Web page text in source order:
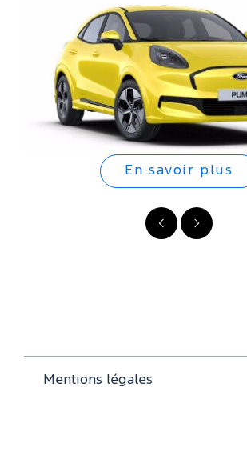
Suivant
Précédent
En savoir plus
Mentions légales